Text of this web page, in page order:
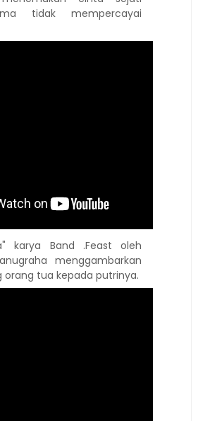
tidak mempercayai
karya Band .Feast oleh
menggambarkan
orang tua kepada putrinya.